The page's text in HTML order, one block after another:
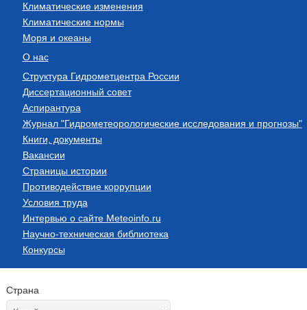
Климатические изменения
Климатические нормы
Моря и океаны
О нас
Структура Гидрометцентра России
Диссертационный совет
Аспирантура
Журнал "Гидрометеорологические исследования и прогнозы"
Книги, документы
Вакансии
Страницы истории
Противодействие коррупции
Условия труда
Интервью о сайте Meteoinfo.ru
Научно-техническая библиотека
Конкурсы
Страна